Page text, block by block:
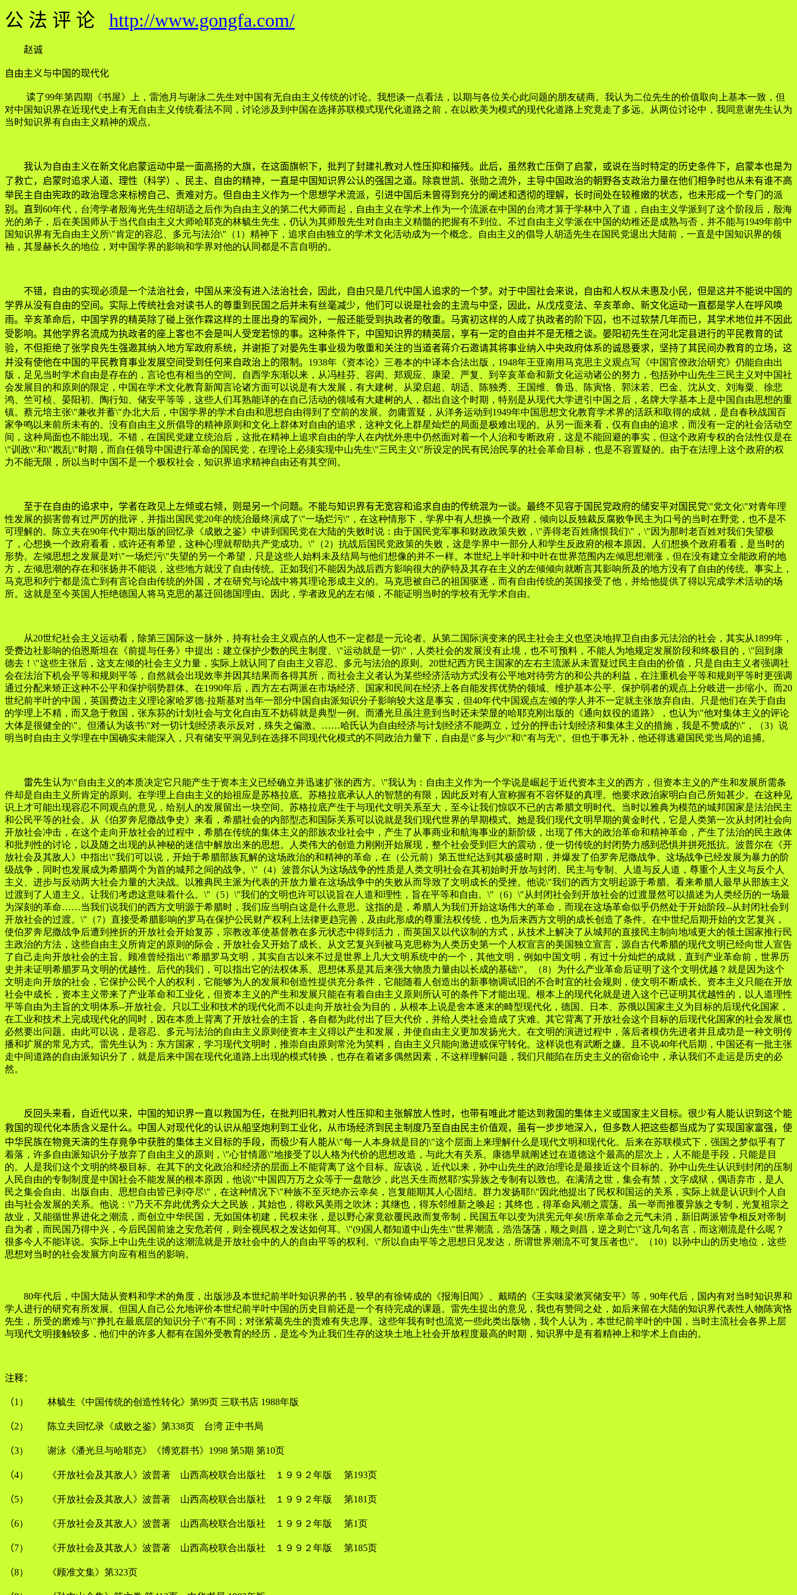
公 法 评 论 http://www.gongfa.com/
赵诚
自由主义与中国的现代化
读了99年第四期《书屋》上，雷池月与谢泳二先生对中国有无自由主义传统的讨论。我想谈一点看法，以期与各位关心此问题的朋友磋商。我认为二位先生的价值取向上基本一致，但
对中国知识界在近现代史上有无自由主义传统看法不同，讨论涉及到中国在选择苏联模式现代化道路之前，在以欧美为模式的现代化道路上究竟走了多远。从两位讨论中，我同意谢先生认为
当时知识界有自由主义精神的观点。
我认为自由主义在新文化启蒙运动中是一面高扬的大旗，在这面旗帜下，批判了封建礼教对人性压抑和摧残。此后，虽然救亡压倒了启蒙，或说在当时特定的历史条件下，启蒙本也是为
了救亡，启蒙时追求人道、理性（科学）、民主、自由的精神，一直是中国知识界公认的强国之道。除袁世凯、张勋之流外，主导中国政治的朝野各支政治力量在他们相争时也从未有谁不高
举民主自由宪政的政治理念来标榜自己、责难对方。但自由主义作为一个思想学术流派，引进中国后未曾得到充分的阐述和透彻的理解，长时间处在较稚嫩的状态，也未形成一个专门的派
别。直到 60年代，台湾学者殷海光先生绍胡适之后作为自由主义的第二代大师而起，自由主义在学术上作为一个流派在中国的台湾才算于学林中入了道，自由主义学派到了这个阶段后，殷海
光的弟子，后在美国师从于当代自由主义大师哈耶克的林毓生先生，仍认为其师殷先生对自由主义精髓的把握有不到位。不过自由主义学派在中国的幼稚还是成熟与否，并不能与1949年前中
国知识界有无自由主义所\"肯定的容忍、多元与法治\"（1）精神下，追求自由独立的学术文化活动成为一个概念。自由主义的倡导人胡适先生在国民党退出大陆前，一直是中国知识界的领
袖，其显赫长久的地位，对中国学界的影响和学界对他的认同都是不言自明的。
不错，自由的实现必须是一个法治社会，中国从来没有进入法治社会，因此，自由只是几代中国人追求的一个梦。对于中国社会来说，自由和人权从未惠及小民，但是这并不能说中国的
学界从没有自由的空间。实际上传统社会对读书人的尊重到民国之后并未有丝毫减少，他们可以说是社会的主流与中坚，因此，从戊戍变法、辛亥革命、新文化运动一直都是学人在呼风唤
雨。辛亥革命后，中国学界的精英除了碰上张作霖这样的土匪出身的军阀外，一般还能受到执政者的敬重。马寅初这样的人成了执政者的阶下囚，也不过软禁几年而已，其学术地位并不因此
受影响。其他学界名流成为执政者的座上客也不会是叫人受宠若惊的事。这种条件下，中国知识界的精英层，享有一定的自由并不是无稽之谈。晏阳初先生在河北定县进行的平民教育的试
验，不但拒绝了张学良先生强邀其纳入地方军政府系统，并谢拒了对晏先生事业极为敬重和关注的当道者蒋介石邀请其将事业纳入中央政府体系的诚恳要求，坚持了其民间办教育的立场，这
并没有使他在中国的平民教育事业发展空间受到任何来自政治上的限制。 1938年《资本论》三卷本的中译本合法出版，1948年王亚南用马克思主义观点写《中国官僚政治研究》仍能自由出
版，足见当时学术自由是存在的，言论也有相当的空间。自西学东渐以来，从冯桂芬、容闳、郑观应、康梁、严复、到辛亥革命和新文化运动诸公的努力，包括孙中山先生三民主义对中国社
会发展目的和原则的限定，中国在学术文化教育新闻言论诸方面可以说是有大发展，有大建树、从梁启超、胡适、陈独秀、王国维、鲁迅、陈寅恪、郭沫若、巴金、沈从文、刘海粟、徐悲
鸿、竺可桢、晏阳初、陶行知、储安平等等，这些人们耳熟能详的在自己活动的领域有大建树的人，都出自这个时期，特别是从现代大学进引中国之后，名牌大学基本上是中国自由思想的重
镇。蔡元培主张\"兼收并蓄\"办北大后，中国学界的学术自由和思想自由得到了空前的发展。勿庸置疑，从洋务运动到1949年中国思想文化教育学术界的活跃和取得的成就，是自春秋战国百
家争鸣以来前所未有的。没有自由主义所倡导的精神原则和文化上群体对自由的追求，这种文化上群星灿烂的局面是极难出现的。从另一面来看，仅有自由的追求，而没有一定的社会活动空
间，这种局面也不能出现。不错，在国民党建立统治后，这批在精神上追求自由的学人在内忧外患中仍然面对着一个人治和专断政府，这是不能回避的事实，但这个政府专权的合法性仅是在
\"训政\"和\"戡乱\"时期，而自任领导中国进行革命的国民党，在理论上必须实现中山先生\"三民主义\"所设定的民有民治民享的社会革命目标，也是不容置疑的。由于在法理上这个政府的权
力不能无限，所以当时中国不是一个极权社会，知识界追求精神自由还有其空间。
至于在自由的追求中，学者在政见上左倾或右倾，则是另一个问题。不能与知识界有无宽容和追求自由的传统混为一谈。最终不见容于国民党政府的储安平对国民党\"党文化\"对青年理
性发展的损害曾有过严厉的批评，并指出国民党20年的统治最终演成了\"一场烂污\"，在这种情形下，学界中有人想换一个政府，倾向以反独裁反腐败争民主为口号的当时在野党，也不是不
可理解的。陈立夫在90年代中期出版的回忆录《成败之鉴》中讲到国民党在大陆的失败时说：由于国民党军事和财政政策失败，\"弄得老百姓痛恨我们\"，\"因为那时老百姓对我们失望极
了，心想换一个政府看看，或许还有希望，这种心理就帮助共产党成功。\"（2）抗战后国民党政策的失败，这是学界中一部分人和学生反政府的根本原因。人们想换个政府看看，是当时的
形势。左倾思想之发展是对\"一场烂污\"失望的另一个希望，只是这些人始料未及结局与他们想像的并不一样。本世纪上半叶和中叶在世界范围内左倾思想潮涨，但在没有建立全能政府的地
方，左倾思潮的存在和张扬并不能说，这些地方就没了自由传统。正如我们不能因为战后西方影响很大的萨特及其存在主义的左倾倾向就断言其影响所及的地方没有了自由的传统。事实上，
马克思和列宁都是流亡到有言论自由传统的外国，才在研究与论战中将其理论形成主义的。马克思被自己的祖国驱逐，而有自由传统的英国接受了他，并给他提供了得以完成学术活动的场
所。这就是至今英国人拒绝德国人将马克思的墓迁回德国理由。因此，学者政见的左右倾，不能证明当时的学校有无学术自由。
从20世纪社会主义运动看，除第三国际这一脉外，持有社会主义观点的人也不一定都是一元论者。从第二国际演变来的民主社会主义也坚决地捍卫自由多元法治的社会，其实从1899年，
受费边社影响的伯恩斯坦在《前提与任务》中提出：建立保护少数的民主制度、\"运动就是一切\"，人类社会的发展没有止境，也不可预料，不能人为地规定发展阶段和终极目的，\"回到康
德去！\"这些主张后，这支左倾的社会主义力量，实际上就认同了自由主义容忍、多元与法治的原则。20世纪西方民主国家的左右主流派从未置疑过民主自由的价值，只是自由主义者强调社
会在法治下机会平等和规则平等，自然就会出现效率并因其结果而各得其所，而社会主义者认为某些经济活动方式没有公平地对待劳方的和公共的利益，在注重机会平等和规则平等时更强调
通过分配来矫正这种不公平和保护弱势群体。在1990年后，西方左右两派在市场经济、国家和民间在经济上各自能发挥优势的领域、维护基本公平、保护弱者的观点上分岐进一步缩小。而20
世纪前半叶的中国，英国费边主义理论家哈罗德·拉斯基对当年一部分中国自由派知识分子影响较大这是事实，但40年代中国观点左倾的学人并不一定就主张放弃自由。只是他们在关于自由
的学理上不精，而又急于救国，张东荪的计划社会与文化自由互不妨碍就是典型一例。而潘光旦虽注意到当时还未荣显的哈耶克刚出版的《通向奴役的道路》，也认为\"他对集体主义的评论
大体是很健全的\"。但潘认为该书\"对一切计划经济表示反对，殊失之偏激。……哈氏认为自由经济与计划经济不能两立，过分的抨击计划经济和集体主义的措施，我是不赞成的\"，（3）说
明当时自由主义学理在中国确实未能深入，只有储安平洞见到在选择不同现代化模式的不同政治力量下，自由是\"多与少\"和\"有与无\"。但也于事无补，他还得逃避国民党当局的追捕。
雷先生认为\"自由主义的本质决定它只能产生于资本主义已经确立并迅速扩张的西方。\"我认为：自由主义作为一个学说是崛起于近代资本主义的西方，但资本主义的产生和发展所需条
件却是自由主义所肯定的原则。在学理上自由主义的始祖应是苏格拉底。苏格拉底承认人的智慧的有限，因此反对有人宣称握有不容怀疑的真理。他要求政治家明白自己所知甚少。在这种见
识上才可能出现容忍不同观点的意见，给别人的发展留出一块空间。苏格拉底产生于与现代文明关系至大，至今让我们惊叹不已的古希腊文明时代。当时以雅典为模范的城邦国家是法治民主
和公民平等的社会。从《伯罗奔尼撒战争史》来看，希腊社会的内部型态和国际关系可以说就是我们现代世界的早期模式。她是我们现代文明早期的黄金时代，它是人类第一次从封闭社会向
开放社会冲击，在这个走向开放社会的过程中，希腊在传统的集体主义的部族农业社会中，产生了从事商业和航海事业的新阶级，出现了伟大的政治革命和精神革命，产生了法治的民主政体
和批判性的讨论，以及随之出现的从神秘的迷信中解放出来的思想。人类伟大的创造力刚刚开始展现，整个社会受到巨大的震动，使一切传统的封闭势力感到恐惧并拼死抵抗。波普尔在《开
放社会及其敌人》中指出\"我们可以说，开始于希腊部族瓦解的这场政治的和精神的革命，在（公元前）第五世纪达到其极盛时期，并爆发了伯罗奔尼撒战争。这场战争已经发展为暴力的阶
级战争，同时也发展成为希腊两个为首的城邦之间的战争。\"（4）波普尔认为这场战争的性质是人类文明社会在其初始时开放与封闭、民主与专制、人道与反人道，尊重个人主义与反个人
主义、进步与反动两大社会力量的大决战。以雅典民主派为代表的开放力量在这场战争中的失败从而导致了文明成长的受挫。他说\"我们的西方文明起源于希腊。看来希腊人最早从部族主义
过渡到了人道主义。让我们考虑这意味着什么。\"（5）\"我们的文明也许可以说旨在人道和理性，旨在平等和自由。\"（6）\"从封闭社会到开放社会的过渡显然可以描述为人类经历的一场最
为深刻的革命……当我们说我们的西方文明源于希腊时，我们应当明白这是什么意思。这指的是，希腊人为我们开始这场伟大的革命，而现在这场革命似乎仍然处于开始阶段--从封闭社会到
开放社会的过渡。\"（7）直接受希腊影响的罗马在保护公民财产权利上法律更趋完善，及由此形成的尊重法权传统，也为后来西方文明的成长创造了条件。在中世纪后期开始的文艺复兴，
使伯罗奔尼撒战争后遭到挫折的开放社会开始复苏，宗教改革使基督教在多元状态中得到活力，而英国又以代议制的方式，从技术上解决了从城邦的直接民主制向地域更大的领土国家推行民
主政治的方法，这些自由主义所肯定的原则的际会，开放社会又开始了成长。从文艺复兴到被马克思称为人类历史第一个人权宣言的美国独立宣言，源自古代希腊的现代文明已经向世人宣告
了自己走向开放社会的主旨。顾准曾经指出\"希腊罗马文明，其实自古以来不过是世界上几大文明系统中的一个，其他文明，例如中国文明，有过十分灿烂的成就，直到产业革命前，世界历
史并未证明希腊罗马文明的优越性。后代的我们，可以指出它的法权体系、思想体系是其后来强大物质力量由以长成的基础\"。（8）为什么产业革命后证明了这个文明优越？就是因为这个
文明走向开放的社会，它保护公民个人的权利，它能够为人的发展和创造性提供充分条件，它能随着人创造出的新事物调试旧的不合时宜的社会规则，使文明不断成长。资本主义只能在开放
社会中成长，资本主义带来了产业革命和工业化，但资本主义的产生和发展只能在有着自由主义原则所认可的条件下才能出现。根本上的现代化就是进入这个已证明其优越性的，以人道理性
平等自由为主旨的文明体系--开放社会。只以工业和技术的现代化而不以走向开放社会为目的，从根本上说是舍本逐末的畸型现代化，德国、日本、苏俄以国家主义为目标的后现代化国家，
在工业和技术上完成现代化的同时，因在本质上背离了开放社会的主旨，各自都为此付出了巨大代价，并给人类社会造成了灾难。其它背离了开放社会这个目标的后现代化国家的社会发展也
必然要出问题。由此可以说，是容忍、多元与法治的自由主义原则使资本主义得以产生和发展，并使自由主义更加发扬光大。在文明的演进过程中，落后者模仿先进者并且成功是一种文明传
播和扩展的常见方式。雷先生认为：东方国家，学习现代文明时，推崇自由原则常沦为笑料，自由主义只能向激进或保守转化。这样说也有武断之嫌。且不说40年代后期，中国还有一批主张
走中间道路的自由派知识分了，就是后来中国在现代化道路上出现的模式转换，也存在着诸多偶然因素，不这样理解问题，我们只能陷在历史主义的宿命论中，承认我们不走运是历史的必
然。
反回头来看，自近代以来，中国的知识界一直以救国为任，在批判旧礼教对人性压抑和主张解放人性时，也带有唯此才能达到救国的集体主义或国家主义目标。很少有人能认识到这个能
救国的现代化本质含义是什么。中国人对现代化的认识从船坚炮利到工业化，从市场经济到民主制度乃至自由民主价值观，虽有一步步地深入，但多数人把这些都当成为了实现国家富强，使
中华民族在物竟天演的生存竟争中获胜的集体主义目标的手段，而极少有人能从\"每一人本身就是目的\"这个层面上来理解什么是现代文明和现代化。后来在苏联模式下，强国之梦似乎有了
着落，许多自由派知识分子放弃了自由主义的原则，\"心甘情愿\"地接受了以人格为代价的思想改造，与此大有关系。康德早就阐述过在道德这个最高的层次上，人不能是手段，只能是目
的。人是我们这个文明的终极目标。在其下的文化政治和经济的层面上不能背离了这个目标。应该说，近代以来，孙中山先生的政治理论是最接近这个目标的。孙中山先生认识到封闭的压制
人民自由的专制制度是中国社会不能发展的根本原因，他说\"中国四万万之众等于一盘散沙，此岂天生而然耶?实异族之专制有以致也。在满清之世，集会有禁，文字成狱，偶语弃市，是人
民之集会自由、出版自由、思想自由皆已剥夺尽\"，在这种情况下\"种族不至灭绝亦云幸矣，岂复能期其人心固结。群力发扬耶!\"因此他提出了民权和国运的关系，实际上就是认识到个人自
由与社会发展的关系。他说：\"乃天不弃此优秀众大之民族，其始也，得欧风美雨之吹沐；其继也，得东邻维新之唤起；其终也，得革命风潮之震荡。虽一举而推覆异族之专制，光复祖宗之
故业，又能循世界进化之潮流，而创立中华民国，无如国体初建，民权未张，是以野心家竟欲覆民政而复帝制，民国五年以变为洪宪元年矣!所幸革命之元气未消，新旧两派皆争相反对帝制
自为者，而民国乃得中兴，今后民国前途之安危若何，则全视民权之发达如何耳。\"(9)国人都知道中山先生\"世界潮流，浩浩荡荡，顺之则昌，逆之则亡\"这几句名言，而这潮流是什么呢？
很多今人不能详说。实际上中山先生说的这潮流就是开放社会中的人的自由平等的权利。\"所以自由平等之思想日见发达，所谓世界潮流不可复压者也\"。（10）以孙中山的历史地位，这些
思想对当时的社会发展方向应有相当的影响。
80年代后，中国大陆从资料和学术的角度，出版涉及本世纪前半叶知识界的书，较早的有徐铸成的《报海旧闻》、戴晴的《王实味梁漱冥储安平》等，90年代后，国内有对当时知识界和
学人进行的研究有所发展。但国人自己公允地评价本世纪前半叶中国的历史目前还是一个有待完成的课题。雷先生提出的意见，我也有赞同之处，如后来留在大陆的知识界代表性人物陈寅恪
先生，所受的磨难与\"挣扎在最底层的知识分子\"有不同；对张紫葛先生的责难有失忠厚。这些年我有时也流览一些此类出版物，我个人认为，本世纪前半叶的中国，当时主流社会各界上层
与现代文明接触较多，他们中的许多人都有在国外受教育的经历，是迄今为止我们生存的这块土地上社会开放程度最高的时期，知识界中是有着精神上和学术上自由的。
注释：
（1） 林毓生《中国传统的创造性转化》第99页 三联书店 1988年版
（2） 陈立夫回忆录《成败之鉴》第338页 台湾 正中书局
（3） 谢泳《潘光旦与哈耶克》《博览群书》1998 第5期 第10页
（4） 《开放社会及其敌人》波普著 山西高校联合出版社 １９９２年版 第193页
（5） 《开放社会及其敌人》波普著 山西高校联合出版社 １９９２年版 第181页
（6） 《开放社会及其敌人》波普著 山西高校联合出版社 １９９２年版 第1页
（7） 《开放社会及其敌人》波普著 山西高校联合出版社 １９９２年版 第185页
（8） 《顾准文集》第323页